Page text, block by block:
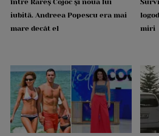
între Rareș Cojoc și noua lui
iubită. Andreea Popescu era mai
mare decât el
miri